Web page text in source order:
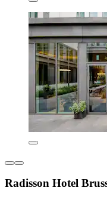
Radisson Hotel